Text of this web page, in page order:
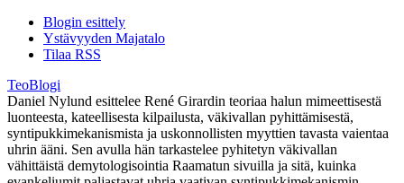
Blogin esittely
Ystävyyden Majatalo
Tilaa RSS
TeoBlogi
Daniel Nylund esittelee René Girardin teoriaa halun mimeettisestä
luonteesta, kateellisesta kilpailusta, väkivallan pyhittämisestä,
syntipukkimekanismista ja uskonnollisten myyttien tavasta vaientaa
uhrin ääni. Sen avulla hän tarkastelee pyhitetyn väkivallan
vähittäistä demytologisointia Raamatun sivuilla ja sitä, kuinka